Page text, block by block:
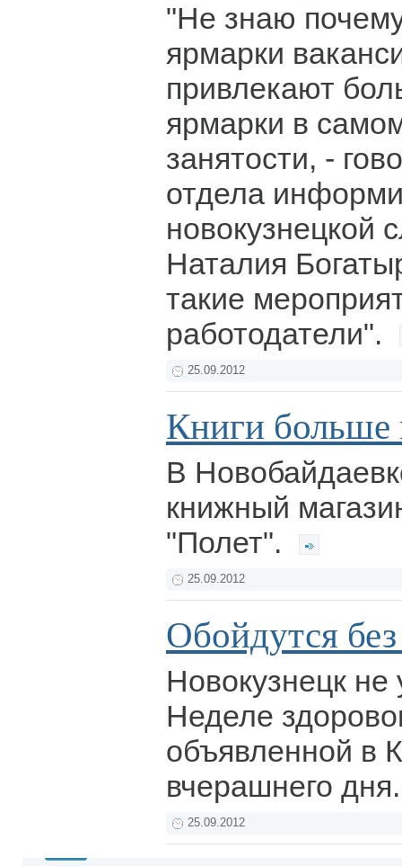
"Не знаю
ярмарки
привлекают
ярмарки в
занятости, -
отдела
новокузнецкой
Наталия
такие
работодатели".
25.09.2012
Книги
В
книжный
"Полет".
25.09.2012
Обойдутся
Новокузнецк не
Неделе
объявленной в
вчерашнего
25.09.2012